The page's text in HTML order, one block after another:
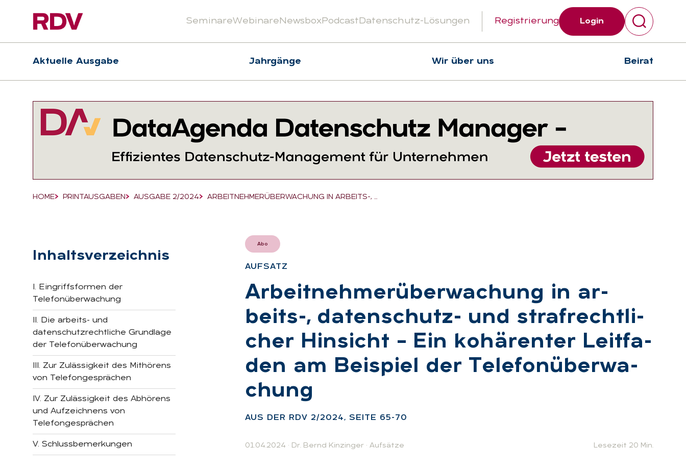
Suchfeld
SeminareWebinareNewsboxPodcastDatenschutz-Lösungen Registrierung Login
Hauptnavigation
Aktuelle Ausgabe Jahrgänge Wir über uns Beirat
Breadcrumb-Navigation
HOME PRINTAUSGABEN AUSGABE 2/2024 ARBEITNEHMERÜBERWACHUNG IN ARBEITS-, …
Inhaltsverzeichnis
I. Eingriffsformen der
Telefonüberwachung
II. Die arbeits- und
datenschutzrechtliche Grundlage
der Telefonüberwachung
III. Zur Zulässigkeit des Mithörens
von Telefongesprächen
IV. Zur Zulässigkeit des Abhörens
und Aufzeichnens von
Telefongesprächen
V. Schlussbemerkungen
Abo
AUF­SATZ
:
Ar­beit­neh­mer­über­wa­chung in ar­
beits-, da­ten­schutz- und straf­recht­li­
cher Hin­sicht – Ein ko­hä­ren­ter Leit­fa­
den am Bei­spiel der Te­le­fon­über­wa­
chung
AUS DER RDV 2/2024, SEI­TE 65-70
01.04.2024 · Dr. Bernd Kinzinger · Aufsätze Lesezeit 20 Min.